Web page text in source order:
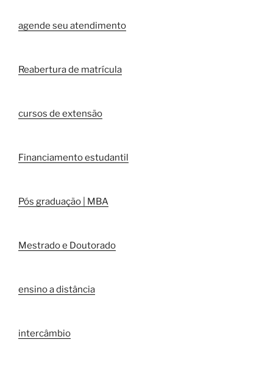
agende seu atendimento
Reabertura de matrícula
cursos de extensão
Financiamento estudantil
Pós graduação | MBA
Mestrado e Doutorado
ensino a distância
intercâmbio